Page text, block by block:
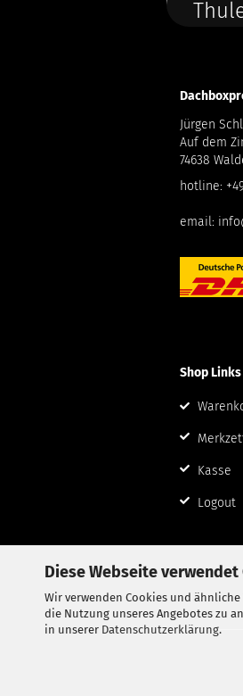
Diese Webseite
Wir verwenden Cookies und
die Nutzung unseres Angebotes zu
in unserer Datenschutzerklärung.
Jürgen
Auf dem
74638
hotline:
email:
Shop Links
Kasse
Logout